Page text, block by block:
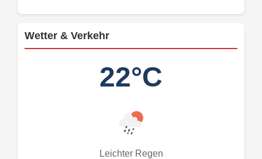
Wetter & Verkehr
22°C
Leichter Regen